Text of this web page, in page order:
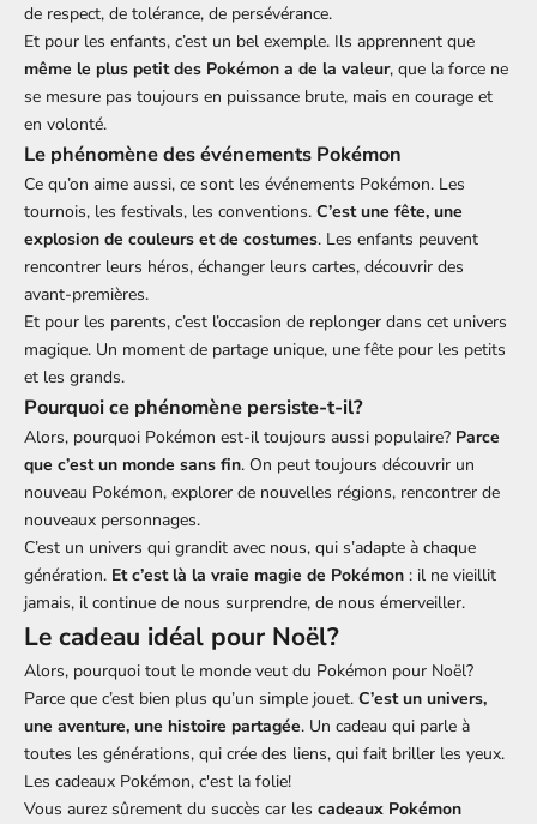
de respect, de tolérance, de persévérance.
Et pour les enfants, c’est un bel exemple. Ils apprennent que
même le plus petit des Pokémon a de la valeur, que la force ne
se mesure pas toujours en puissance brute, mais en courage et
en volonté.
Le phénomène des événements Pokémon
Ce qu’on aime aussi, ce sont les événements Pokémon. Les
tournois, les festivals, les conventions. C’est une fête, une
explosion de couleurs et de costumes. Les enfants peuvent
rencontrer leurs héros, échanger leurs cartes, découvrir des
avant-premières.
Et pour les parents, c’est l’occasion de replonger dans cet univers
magique. Un moment de partage unique, une fête pour les petits
et les grands.
Pourquoi ce phénomène persiste-t-il?
Alors, pourquoi Pokémon est-il toujours aussi populaire? Parce
que c’est un monde sans fin. On peut toujours découvrir un
nouveau Pokémon, explorer de nouvelles régions, rencontrer de
nouveaux personnages.
C’est un univers qui grandit avec nous, qui s’adapte à chaque
génération. Et c’est là la vraie magie de Pokémon : il ne vieillit
jamais, il continue de nous surprendre, de nous émerveiller.
Le cadeau idéal pour Noël?
Alors, pourquoi tout le monde veut du Pokémon pour Noël?
Parce que c’est bien plus qu’un simple jouet. C’est un univers,
une aventure, une histoire partagée. Un cadeau qui parle à
toutes les générations, qui crée des liens, qui fait briller les yeux.
Les cadeaux Pokémon, c'est la folie!
Vous aurez sûrement du succès car les cadeaux Pokémon